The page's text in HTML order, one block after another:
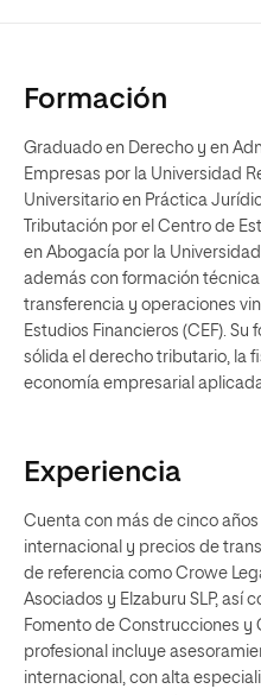
Formación
Graduado en Derecho y en
Empresas por la Universidad
Universitario en Práctica
Tributación por el Centro de
en Abogacía por la
además con formación
transferencia y operaciones
Estudios Financieros (CEF).
sólida el derecho tributario, la
economía empresarial
Experiencia
Cuenta con más de cinco
internacional y precios de
de referencia como Crowe
Asociados y Elzaburu SLP, así
Fomento de Construcciones y
profesional incluye
internacional, con alta